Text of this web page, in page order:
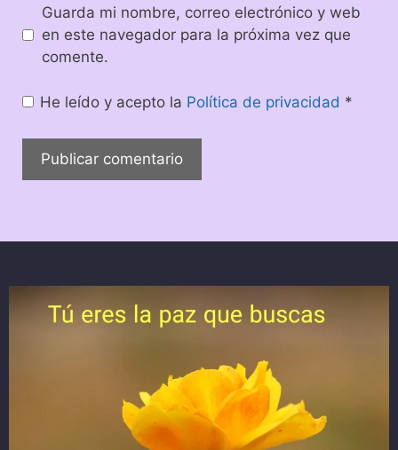
Guarda mi nombre, correo electrónico y web
en este navegador para la próxima vez que
comente.
He leído y acepto la Política de privacidad *